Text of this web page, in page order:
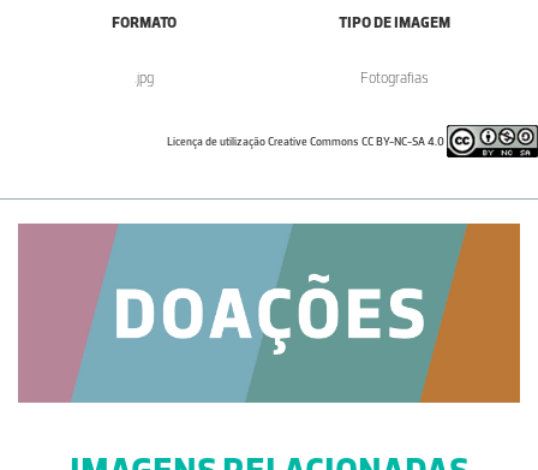
FORMATO
.jpg
TIPO DE IMAGEM
Fotografias
Licença de utilização Creative Commons CC BY-NC-SA 4.0